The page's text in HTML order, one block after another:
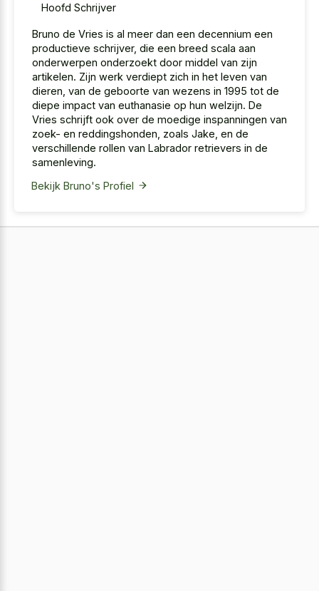
Hoofd Schrijver
Bruno de Vries is al meer dan een decennium een
productieve schrijver, die een breed scala aan
onderwerpen onderzoekt door middel van zijn
artikelen. Zijn werk verdiept zich in het leven van
dieren, van de geboorte van wezens in 1995 tot de
diepe impact van euthanasie op hun welzijn. De
Vries schrijft ook over de moedige inspanningen van
zoek- en reddingshonden, zoals Jake, en de
verschillende rollen van Labrador retrievers in de
samenleving.
Bekijk Bruno's Profiel